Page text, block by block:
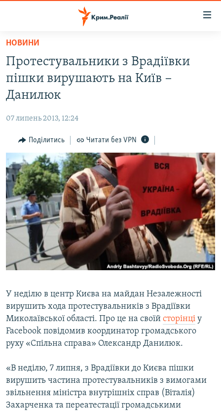
Перейти
основного
матеріалу
Перейти
до
основної
Перейти
до
пошуку
ВОДА.КРИМ
ВІДЕО ТА ФОТО
БЛОГИ
ПОГЛЯД
ІНТЕРВ'Ю
ВСЕ ЗА ДЕНЬ
СПЕЦПРОЕКТИ
ДЕПОРТАЦІЯ
ВІДЕОУРОКИ «ELIFBE»
СВІДЧЕННЯ ОКУПАЦІЇ
УКРАЇНСЬКА ПРОБЛЕМА КРИМУ
ЯК ОБІЙТИ БЛОКУВАННЯ
Русский
Qırımtatar
Усі сайти RFE/RL
НОВИНИ
Протестувальники з Врадіївки
пішки вирушають на Київ −
Данилюк
07 липень 2013, 12:24
Поділитись Читати без VPN
У неділю в центр Києва на майдан Незалежності
вирушить хода протестувальників з Врадіївки
Миколаївської області. Про це на своїй сторінці у
Facebook повідомив координатор громадського
руху «Спільна справа» Олександр Данилюк.
«В неділю, 7 липня, з Врадіївки до Києва пішки
вирушить частина протестувальників з вимогами
звільнення міністра внутрішніх справ (Віталія)
Захарченка та переатестації громадськими